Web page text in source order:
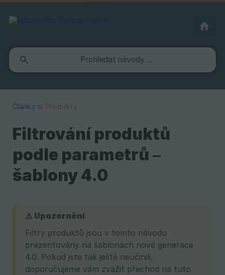
Články o: Produkty
Filtrování produktů
podle parametrů –
šablony 4.0
⚠️ Upozornění
Filtry produktů jsou v tomto návodu
prezentovány na šablonách nové generace
4.0. Pokud jste tak ještě neučinili,
doporučujeme vám zvážit přechod na tuto